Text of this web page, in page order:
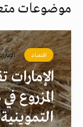
موضوعات
اقتصاد
الإمارات
المزروع